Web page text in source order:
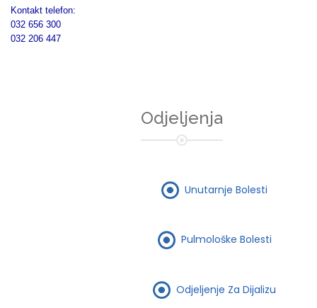
Kontakt telefon:
032 656 300
032 206 447
Odjeljenja
Unutarnje Bolesti
Pulmološke Bolesti
Odjeljenje Za Dijalizu